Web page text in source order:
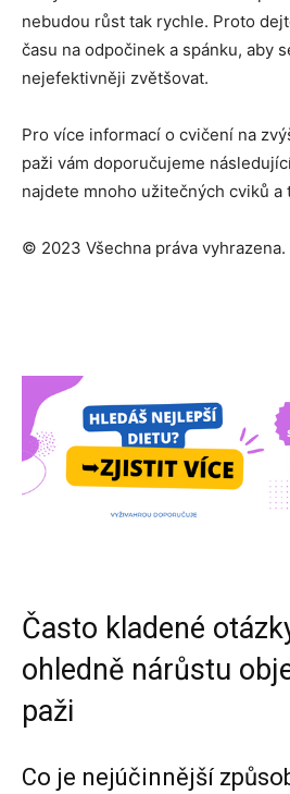
nebudou růst tak rychle. Proto
času na odpočinek a spánku, aby
nejefektivněji zvětšovat.
Pro více informací o cvičení na
paži vám doporučujeme
najdete mnoho užitečných cviků a
© 2023 Všechna práva vyhrazena.
Často kladené
ohledně nárůstu
paži
Co je nejúčinnější